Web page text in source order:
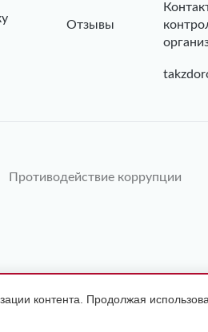
Отзывы
Противодействие коррупции
НЕОБХОДИМА
контента. Продолжая